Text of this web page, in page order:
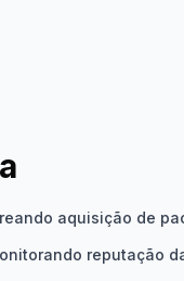
aquisição de
reputação